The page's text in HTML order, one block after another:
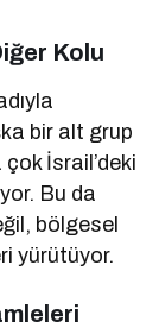
Kolu
bir alt grup
İsrail’deki
Bu da
bölgesel
yürütüyor.